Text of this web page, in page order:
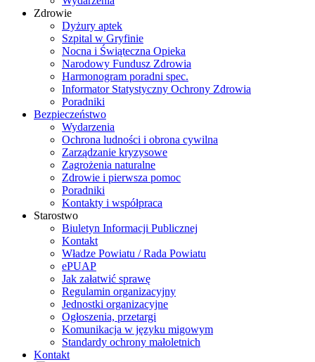
Zdrowie
Dyżury aptek
Szpital w Gryfinie
Nocna i Świąteczna Opieka
Narodowy Fundusz Zdrowia
Harmonogram poradni spec.
Informator Statystyczny Ochrony Zdrowia
Poradniki
Bezpieczeństwo
Wydarzenia
Ochrona ludności i obrona cywilna
Zarządzanie kryzysowe
Zagrożenia naturalne
Zdrowie i pierwsza pomoc
Poradniki
Kontakty i współpraca
Starostwo
Biuletyn Informacji Publicznej
Kontakt
Władze Powiatu / Rada Powiatu
ePUAP
Jak załatwić sprawę
Regulamin organizacyjny
Jednostki organizacyjne
Ogłoszenia, przetargi
Komunikacja w języku migowym
Standardy ochrony małoletnich
Kontakt